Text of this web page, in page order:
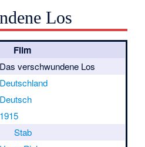
Los
Film
Das verschwundene Los
Deutschland
Deutsch
1915
Stab